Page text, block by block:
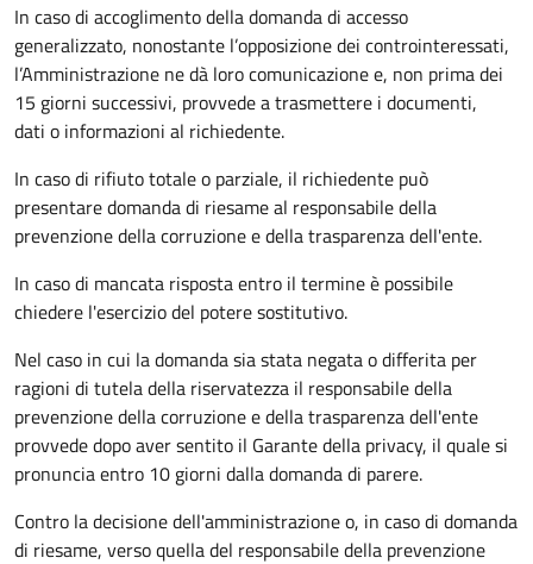
In caso di accoglimento della domanda di accesso
generalizzato, nonostante l’opposizione dei controinteressati,
l’Amministrazione ne dà loro comunicazione e, non prima dei
15 giorni successivi, provvede a trasmettere i documenti,
dati o informazioni al richiedente.
In caso di rifiuto totale o parziale, il richiedente può
presentare domanda di riesame al responsabile della
prevenzione della corruzione e della trasparenza dell'ente.
In caso di mancata risposta entro il termine è possibile
chiedere l'esercizio del potere sostitutivo.
Nel caso in cui la domanda sia stata negata o differita per
ragioni di tutela della riservatezza il responsabile della
prevenzione della corruzione e della trasparenza dell'ente
provvede dopo aver sentito il Garante della privacy, il quale si
pronuncia entro 10 giorni dalla domanda di parere.
Contro la decisione dell'amministrazione o, in caso di domanda
di riesame, verso quella del responsabile della prevenzione